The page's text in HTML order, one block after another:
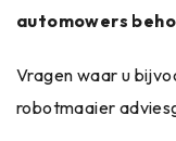
automowers
Vragen waar u
robotmaaier